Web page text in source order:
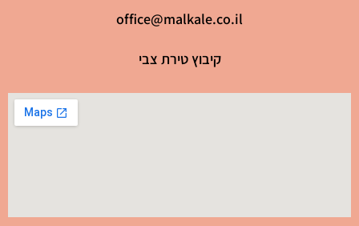
office@malkale.co.il
קיבוץ טירת צבי